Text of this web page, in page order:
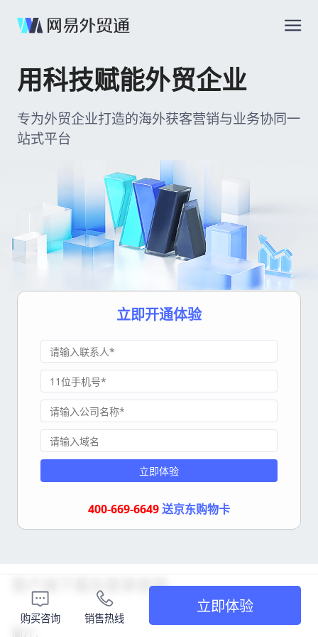
用科技赋能外贸企业
专为外贸企业打造的海外获客营销与业务协同一
站式平台
立即开通体验
立即体验
400-669-6649送京东购物卡
客户端下载及登录使用
购买咨询 销售热线
立即体验